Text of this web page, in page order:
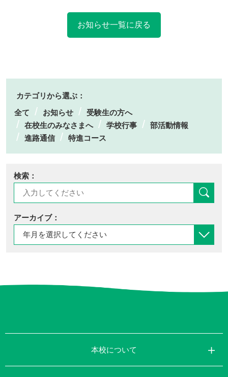
お知らせ一覧に戻る
カテゴリから選ぶ：
全て
お知らせ
受験生の方へ
在校生のみなさまへ
学校行事
部活動情報
進路通信
特進コース
検索：
アーカイブ：
本校について